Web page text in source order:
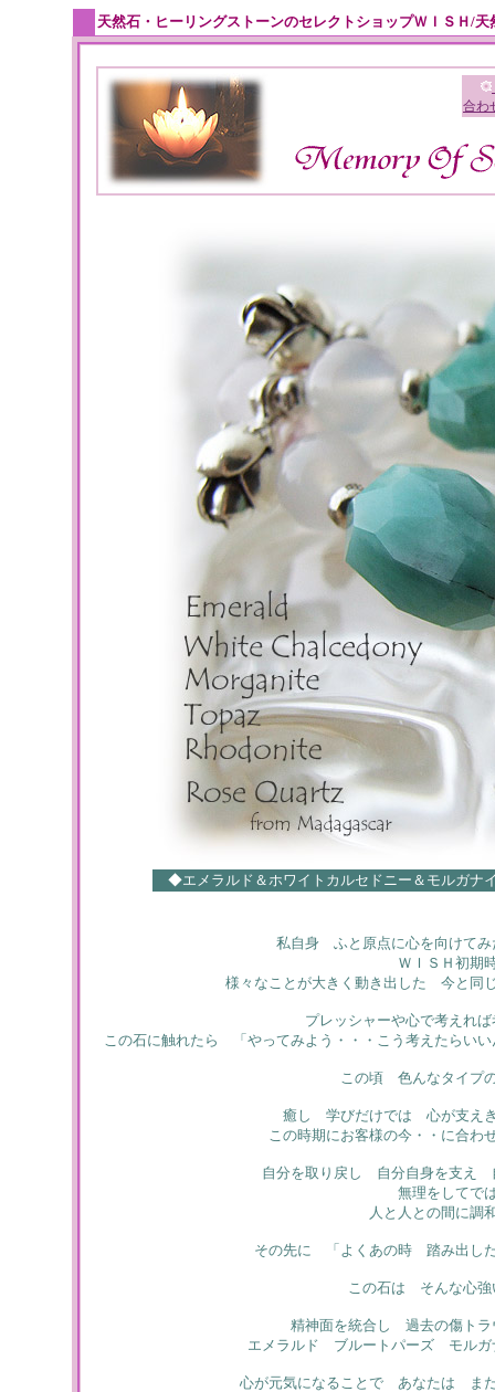
天然石・ヒーリングストーンのセレクトショップＷＩＳＨ/
合わ
◆エメラルド＆ホワイトカルセドニー＆モルガナ
私自身 ふと原点に心を向けて
ＷＩＳＨ初期
様々なことが大きく動き出した 今と同
プレッシャーや心で考えれ
この石に触れたら 「やってみよう・・・こう考えたらい
この頃 色んなタイプ
癒し 学びだけでは 心が支え
この時期にお客様の今・・に合わ
自分を取り戻し 自分自身を支え
無理をしてで
人と人との間に調
その先に 「よくあの時 踏み出した
この石は そんな心強
精神面を統合し 過去の傷トラ
エメラルド ブルートパーズ モルガ
心が元気になることで あなたは ま